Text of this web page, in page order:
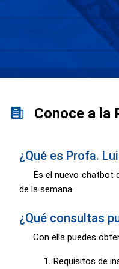
Conoce a la
¿Qué es Profa.
Es el nuevo chatbot
de la semana.
¿Qué consultas
Con ella puedes
Requisitos de